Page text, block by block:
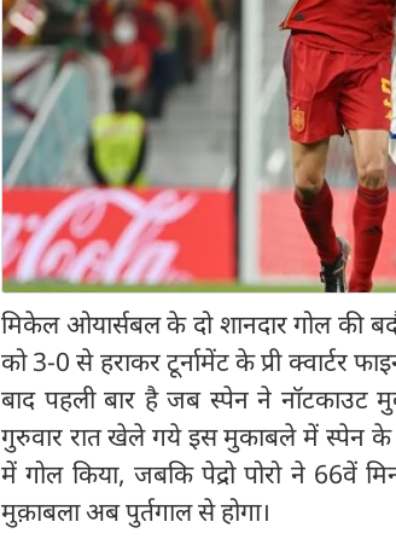
मिकेल ओयार्सबल के दो शानदार गोल की
को 3-0 से हराकर टूर्नामेंट के प्री
बाद पहली बार है जब स्पेन ने
गुरुवार रात खेले गये इस मुकाबले में स्पेन
में गोल किया, जबकि पेद्रो पोरो ने 66वें
मुक़ाबला अब पुर्तगाल से होगा।